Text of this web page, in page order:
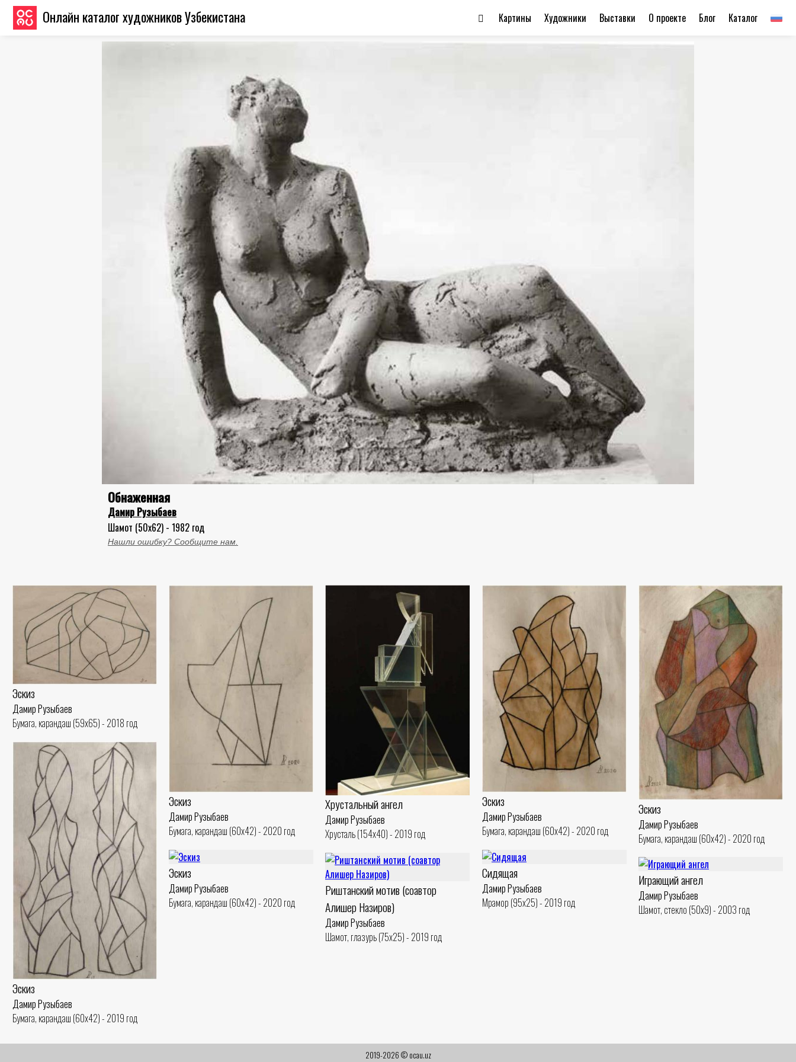
Онлайн каталог художников Узбекистана Каталог
Блог
О проекте
Выставки
Художники
Картины
Обнаженная
Дамир Рузыбаев
Шамот (50x62) - 1982 год
Нашли ошибку? Сообщите нам.
Эскиз
Дамир Рузыбаев
Бумага, карандаш (59x65) - 2018 год
Эскиз
Дамир Рузыбаев
Бумага, карандаш (60x42) - 2020 год
Хрустальный ангел
Дамир Рузыбаев
Хрусталь (154x40) - 2019 год
Эскиз
Дамир Рузыбаев
Бумага, карандаш (60x42) - 2020 год
Эскиз
Дамир Рузыбаев
Бумага, карандаш (60x42) - 2020 год
Эскиз
Дамир Рузыбаев
Бумага, карандаш (60x42) - 2019 год
Эскиз
Дамир Рузыбаев
Бумага, карандаш (60x42) - 2020 год
Сидящая
Дамир Рузыбаев
Мрамор (95x25) - 2019 год
Риштанский мотив (соавтор
Алишер Назиров)
Дамир Рузыбаев
Шамот, глазурь (75x25) - 2019 год
Играющий ангел
Дамир Рузыбаев
Шамот, стекло (50x9) - 2003 год
2019-2026 © ocau.uz